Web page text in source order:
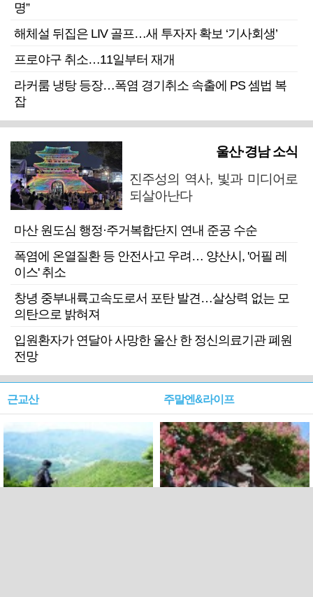
명”
해체설 뒤집은 LIV 골프…새 투자자 확보 ‘기사회생’
프로야구 취소…11일부터 재개
라커룸 냉탕 등장…폭염 경기취소 속출에 PS 셈법 복
잡
울산·경남 소식
진주성의 역사, 빛과 미디어로
되살아난다
마산 원도심 행정·주거복합단지 연내 준공 수순
폭염에 온열질환 등 안전사고 우려… 양산시, '어필 레
이스' 취소
창녕 중부내륙고속도로서 포탄 발견…살상력 없는 모
의탄으로 밝혀져
입원환자가 연달아 사망한 울산 한 정신의료기관 폐원
전망
근교산 주말엔&라이프